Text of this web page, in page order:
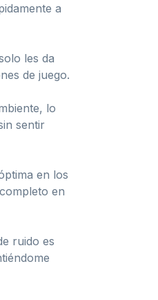
a
les da
de juego.
lo
sentir
en los
en
ruido es